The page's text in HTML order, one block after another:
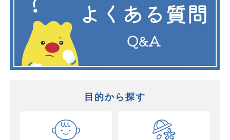
目的から探す